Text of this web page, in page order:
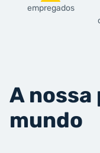
empregados
A nossa
mundo